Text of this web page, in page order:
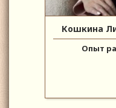
Кошкина
Опыт